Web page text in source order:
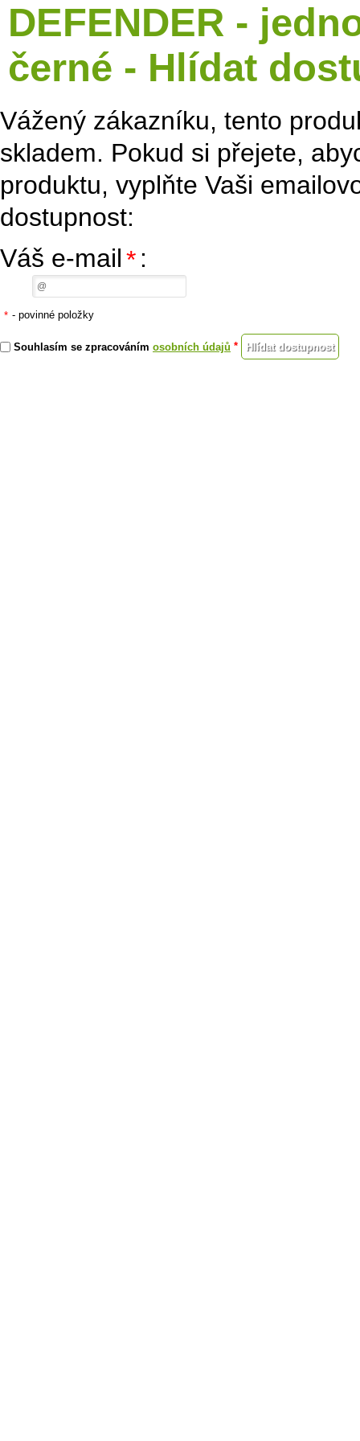
DEFENDER -
černé - Hlídat
Vážený zákazníku, tento
skladem. Pokud si přejete,
produktu, vyplňte Vaši
dostupnost:
Váš e-mail* :
* - povinné položky
Souhlasím se zpracováním osobních údajů *